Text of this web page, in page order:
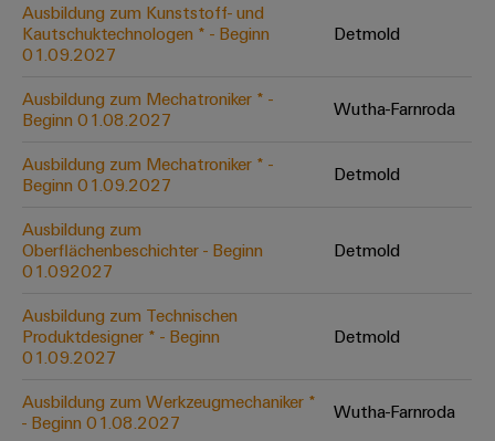
Sicherer
Betrieb
mit
Lösungen
für
Prozessindustrie
Mehr
Ressourceneffizienz
durch
Schaltschrankbau
Lösungen
die
Herausforderungen
Industrial
IoT
Industrial
Security
Industrial
Service
Platform
easyConnect
Regler
Gerätehersteller
Industrial
Ethernet
Touch-
Panels
Engineering-
Visualisierungstools
Energiemessung
und
Smart
Metering
Weidmüller
Digitale
Bestellmöglichkeiten
eShop
OCI-
EDI-
Schnittstelle
ALLE
SERVICES
finden
Solution
Partner
-
Systemintegratoren
Messen
&
Globale
Messen
&
Events
Stellenbörse
Entwicklung
Ausbildung zum Kunststoff- und
Kautschuktechnologen * - Beginn
01.09.2027
Detmold
Ausbildung zum Mechatroniker * -
Beginn 01.08.2027
Wutha-Farnroda
Ausbildung zum Mechatroniker * -
Beginn 01.09.2027
Detmold
Ausbildung zum
Oberflächenbeschichter - Beginn
01.092027
Detmold
Ausbildung zum Technischen
Produktdesigner * - Beginn
01.09.2027
Detmold
Ausbildung zum Werkzeugmechaniker *
- Beginn 01.08.2027
Wutha-Farnroda